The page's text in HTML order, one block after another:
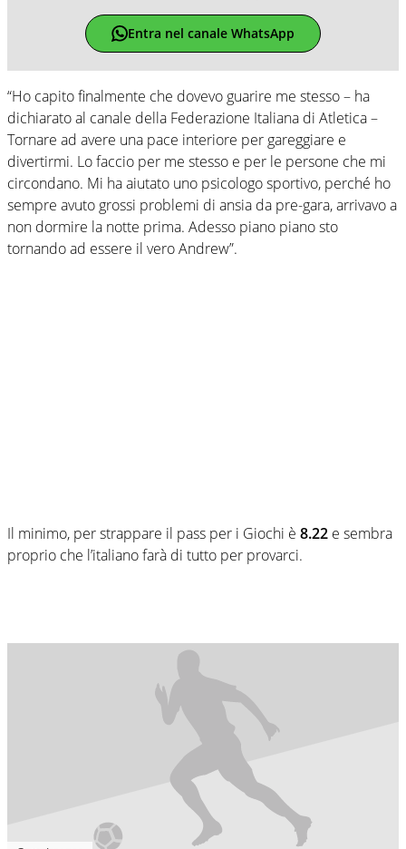
Entra nel canale WhatsApp
“Ho capito finalmente che dovevo guarire me stesso – ha
dichiarato al canale della Federazione Italiana di Atletica –
Tornare ad avere una pace interiore per gareggiare e
divertirmi. Lo faccio per me stesso e per le persone che mi
circondano. Mi ha aiutato uno psicologo sportivo, perché ho
sempre avuto grossi problemi di ansia da pre-gara, arrivavo a
non dormire la notte prima. Adesso piano piano sto
tornando ad essere il vero Andrew”.
Il minimo, per strappare il pass per i Giochi è 8.22 e sembra
proprio che l’italiano farà di tutto per provarci.